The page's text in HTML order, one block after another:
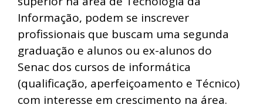
Informação, podem se inscrever
profissionais que buscam uma segunda
graduação e alunos ou ex-alunos do
Senac dos cursos de informática
(qualificação, aperfeiçoamento e Técnico)
com interesse em crescimento na área.